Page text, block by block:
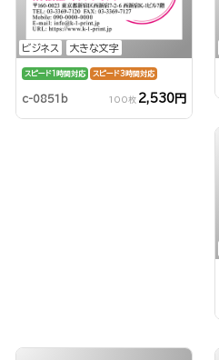
ビジネス 大きな文字
スピード1時間対応 スピード3時間対応
c-0851b 100枚 2,530円